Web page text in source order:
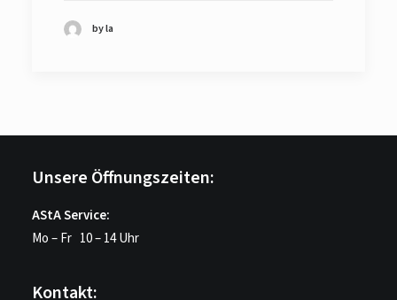
by la
Unsere Öffnungszeiten:
AStA Service:
Mo – Fr 10 – 14 Uhr
Kontakt: